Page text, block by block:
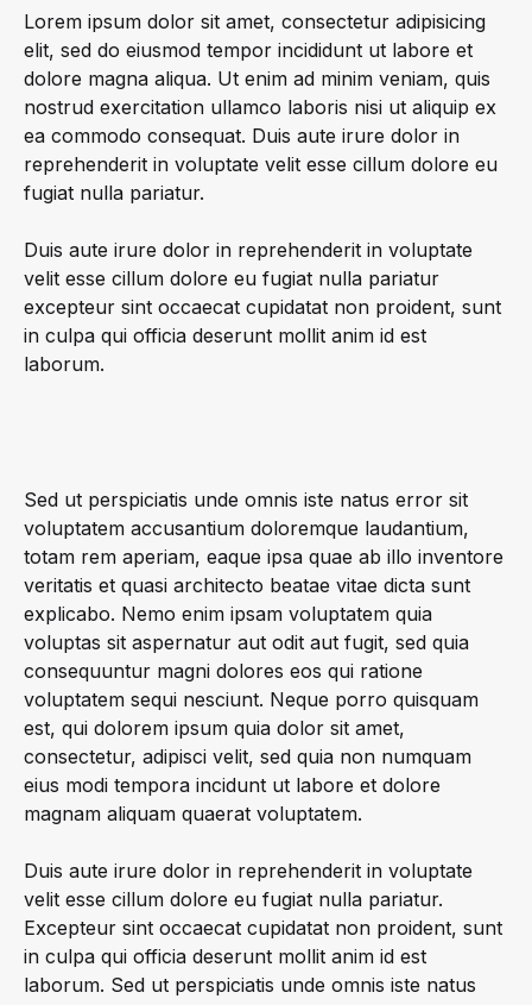
Lorem ipsum dolor sit amet, consectetur adipisicing
elit, sed do eiusmod tempor incididunt ut labore et
dolore magna aliqua. Ut enim ad minim veniam, quis
nostrud exercitation ullamco laboris nisi ut aliquip ex
ea commodo consequat. Duis aute irure dolor in
reprehenderit in voluptate velit esse cillum dolore eu
fugiat nulla pariatur.
Duis aute irure dolor in reprehenderit in voluptate
velit esse cillum dolore eu fugiat nulla pariatur
excepteur sint occaecat cupidatat non proident, sunt
in culpa qui officia deserunt mollit anim id est
laborum.
Sed ut perspiciatis unde omnis iste natus error sit
voluptatem accusantium doloremque laudantium,
totam rem aperiam, eaque ipsa quae ab illo inventore
veritatis et quasi architecto beatae vitae dicta sunt
explicabo. Nemo enim ipsam voluptatem quia
voluptas sit aspernatur aut odit aut fugit, sed quia
consequuntur magni dolores eos qui ratione
voluptatem sequi nesciunt. Neque porro quisquam
est, qui dolorem ipsum quia dolor sit amet,
consectetur, adipisci velit, sed quia non numquam
eius modi tempora incidunt ut labore et dolore
magnam aliquam quaerat voluptatem.
Duis aute irure dolor in reprehenderit in voluptate
velit esse cillum dolore eu fugiat nulla pariatur.
Excepteur sint occaecat cupidatat non proident, sunt
in culpa qui officia deserunt mollit anim id est
laborum. Sed ut perspiciatis unde omnis iste natus